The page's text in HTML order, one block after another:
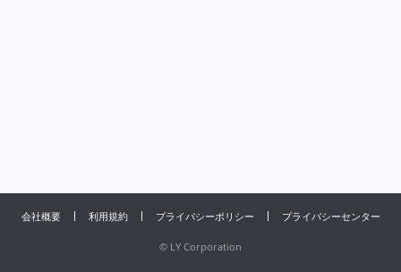
会社概要 利用規約 プライバシーポリシー プライバシーセンター
© LY Corporation